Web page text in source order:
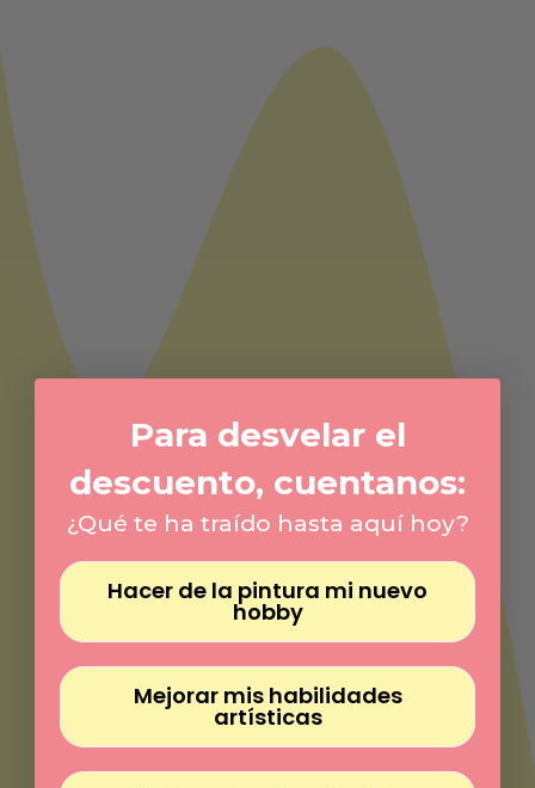
Para desvelar el
descuento, cuentanos:
¿Qué te ha traído hasta aquí hoy?
Hacer de la pintura mi nuevo
hobby
Mejorar mis habilidades
artísticas